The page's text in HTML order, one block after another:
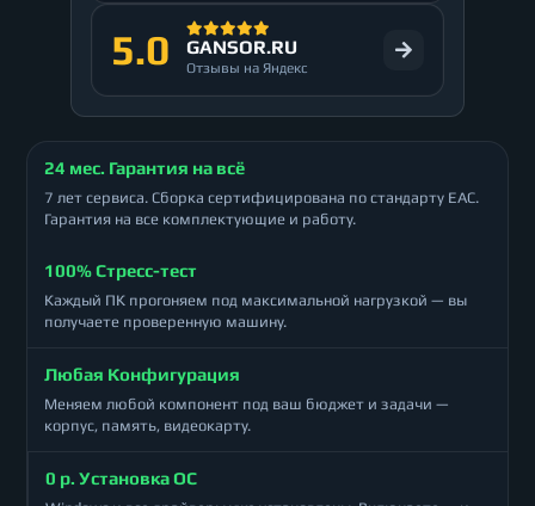
5.0 GANSOR.RU
Отзывы на Яндекс
24 мес. Гарантия на всё
7 лет сервиса. Сборка сертифицирована по стандарту ЕАС.
Гарантия на все комплектующие и работу.
100% Стресс-тест
Каждый ПК прогоняем под максимальной нагрузкой — вы
получаете проверенную машину.
Любая Конфигурация
Меняем любой компонент под ваш бюджет и задачи —
корпус, память, видеокарту.
0 р. Установка ОС